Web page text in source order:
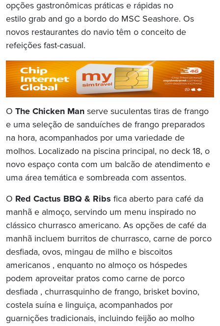
opções gastronômicas práticas e rápidas no
estilo grab and go a bordo do MSC Seashore. Os
novos restaurantes do navio têm o conceito de
refeições fast-casual.
O The Chicken Man serve suculentas tiras de frango
e uma seleção de sanduíches de frango preparados
na hora, acompanhados por uma variedade de
molhos. Localizado na piscina principal, no deck 18, o
novo espaço conta com um balcão de atendimento e
uma área temática e sombreada com assentos.
O Red Cactus BBQ & Ribs fica aberto para café da
manhã e almoço, servindo um menu inspirado no
clássico churrasco americano. As opções de café da
manhã incluem burritos de churrasco, carne de porco
desfiada, ovos, mingau de milho e biscoitos
americanos , enquanto no almoço os hóspedes
podem aproveitar pratos como carne de porco
desfiada , churrasquinho de frango, brisket bovino,
costela suína e linguiça, acompanhados por
guarnições tradicionais, incluindo feijão ao molho